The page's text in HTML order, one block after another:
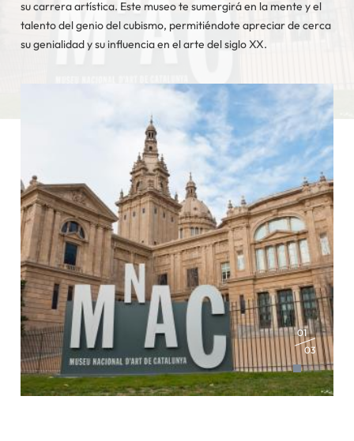
su carrera artística. Este museo te sumergirá en la mente y el
talento del genio del cubismo, permitiéndote apreciar de cerca
su genialidad y su influencia en el arte del siglo XX.
01
03